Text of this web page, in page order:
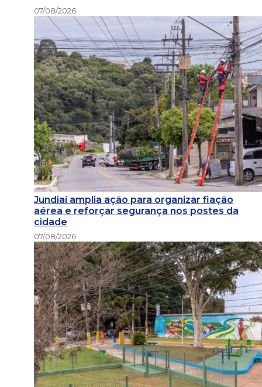
07/08/2026
Jundiaí amplia ação para organizar fiação
aérea e reforçar segurança nos postes da
cidade
07/08/2026